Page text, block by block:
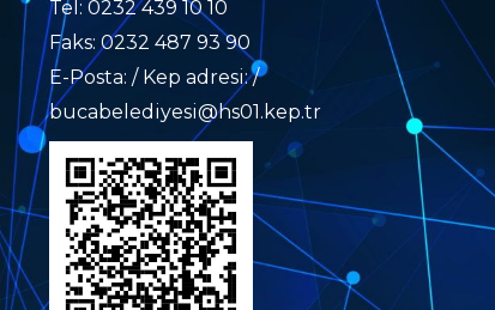
Tel: 0232 439 10 10
Faks: 0232 487 93 90
E-Posta: / Kep adresi: /
bucabelediyesi@hs01.kep.tr